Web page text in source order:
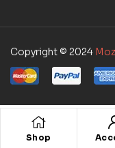
Shop
Copyright © 2024